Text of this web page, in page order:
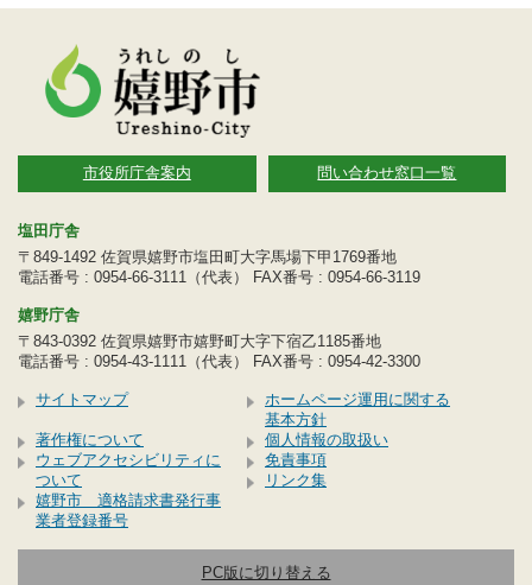
市役所庁舎案内 問い合わせ窓口一覧
塩田庁舎
〒849-1492 佐賀県嬉野市塩田町大字馬場下甲1769番地
電話番号 : 0954-66-3111（代表） FAX番号 : 0954-66-3119
嬉野庁舎
〒843-0392 佐賀県嬉野市嬉野町大字下宿乙1185番地
電話番号 : 0954-43-1111（代表） FAX番号 : 0954-42-3300
サイトマップ
ホームページ運用に関する
基本方針
著作権について
個人情報の取扱い
ウェブアクセシビリティに
ついて
免責事項
リンク集
嬉野市 適格請求書発行事
業者登録番号
PC版に切り替える